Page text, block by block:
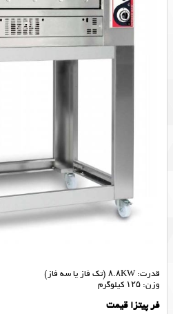
قدرت: ۸.۸KW (تک فاز یا سه فاز)
وزن: ۱۲۵ کیلوگرم
فر پیتزا قیمت